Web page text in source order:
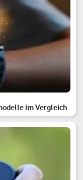
im Vergleich